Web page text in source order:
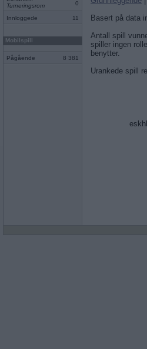
Turneringsrom
0
Innloggede 11
Mobilspill
Pågående 8 381
Basert på data
Antall spill
spiller ingen
benytter.
Urankede spill